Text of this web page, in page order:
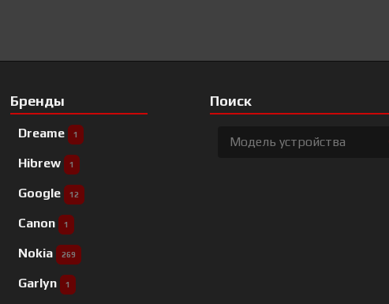
Бренды
Dreame 1
Hibrew 1
Google 12
Canon 1
Nokia 269
Garlyn 1
Поиск